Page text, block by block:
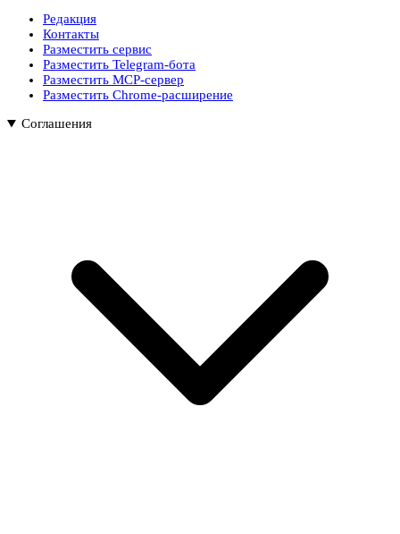
Редакция
Контакты
Разместить сервис
Разместить Telegram-бота
Разместить MCP-сервер
Разместить Chrome-расширение
Соглашения